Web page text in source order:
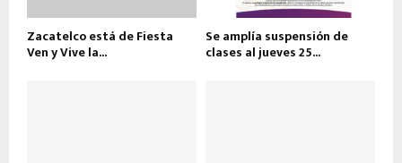
Zacatelco está de Fiesta
Ven y Vive la...
Se amplía suspensión de
clases al jueves 25...